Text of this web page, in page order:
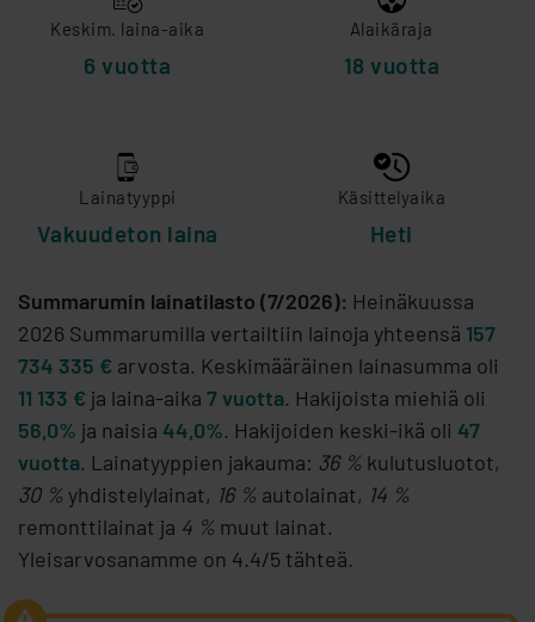
Keskim. laina-aika
6 vuotta
Alaikäraja
18 vuotta
Lainatyyppi
Vakuudeton laina
Käsittelyaika
Heti
Summarumin lainatilasto (7/2026): Heinäkuussa
2026 Summarumilla vertailtiin lainoja yhteensä 157
734 335 € arvosta. Keskimääräinen lainasumma oli
11 133 € ja laina-aika 7 vuotta. Hakijoista miehiä oli
56,0% ja naisia 44,0%. Hakijoiden keski-ikä oli 47
vuotta. Lainatyyppien jakauma: 36 % kulutusluotot,
30 % yhdistelylainat, 16 % autolainat, 14 %
remonttilainat ja 4 % muut lainat.
Yleisarvosanamme on 4.4/5 tähteä.